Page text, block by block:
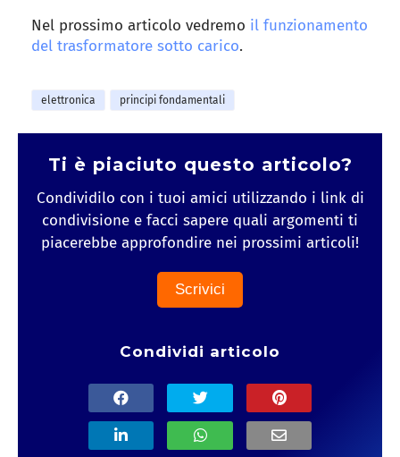
Nel prossimo articolo vedremo il funzionamento
del trasformatore sotto carico.
elettronica principi fondamentali
Ti è piaciuto questo articolo?
Condividilo con i tuoi amici utilizzando i link di
condivisione e facci sapere quali argomenti ti
piacerebbe approfondire nei prossimi articoli!
Scrivici
Condividi articolo